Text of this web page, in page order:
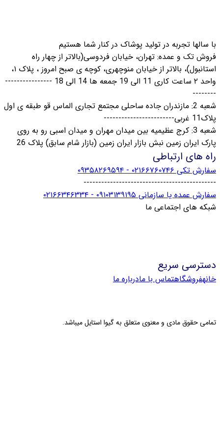
تجربه در تولید پوشاک در کنار شما هستیم
تک و عمده: تهران، خیابان فردوسی(بالاتر از چهار راه
استانبول)، بالاتر از خیابان منوچهری، کوچه ی صبح امروز ، پلاک ۱،
واحد ٢ ساعت کاری 11 الی 19 جمعه ها 14 الی 18 ----------------
شعبه 2: مازندران جاده ساحلی مجتمع تجاری الماس قو طبقه ی اول
شعبه 3: کرج عظیمیه بین میدان مهران و میدان اسبی رو به روی
ایران زمین نبش بازار ایران زمین (بازار شام سابق) پلاک 26
های ارتباطی
۰۲۱۶۶۷۶۰۷۴۶ - ۰۹۳۵۸۲۶۹۵۹۴
عمده یا سازمانی ۰۹۱۰۳۱۳۹۱۹۵ - ۰۲۱۶۶۳۴۶۳۳۴
های اجتماعی ما
سریع
فروشگاهتماس با مادرباره ما
حقوق مادی و معنوی متعلق به گیوا استایل میباشد.